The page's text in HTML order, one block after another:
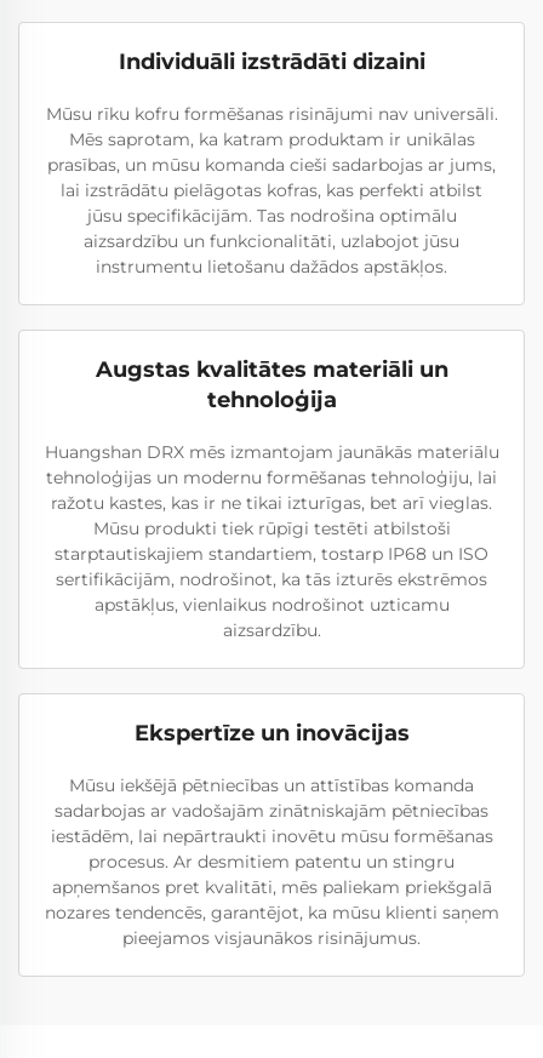
Individuāli izstrādāti dizaini
Mūsu rīku kofru formēšanas risinājumi nav universāli.
Mēs saprotam, ka katram produktam ir unikālas
prasības, un mūsu komanda cieši sadarbojas ar jums,
lai izstrādātu pielāgotas kofras, kas perfekti atbilst
jūsu specifikācijām. Tas nodrošina optimālu
aizsardzību un funkcionalitāti, uzlabojot jūsu
instrumentu lietošanu dažādos apstākļos.
Augstas kvalitātes materiāli un
tehnoloģija
Huangshan DRX mēs izmantojam jaunākās materiālu
tehnoloģijas un modernu formēšanas tehnoloģiju, lai
ražotu kastes, kas ir ne tikai izturīgas, bet arī vieglas.
Mūsu produkti tiek rūpīgi testēti atbilstoši
starptautiskajiem standartiem, tostarp IP68 un ISO
sertifikācijām, nodrošinot, ka tās izturēs ekstrēmos
apstākļus, vienlaikus nodrošinot uzticamu
aizsardzību.
Ekspertīze un inovācijas
Mūsu iekšējā pētniecības un attīstības komanda
sadarbojas ar vadošajām zinātniskajām pētniecības
iestādēm, lai nepārtraukti inovētu mūsu formēšanas
procesus. Ar desmitiem patentu un stingru
apņemšanos pret kvalitāti, mēs paliekam priekšgalā
nozares tendencēs, garantējot, ka mūsu klienti saņem
pieejamos visjaunākos risinājumus.